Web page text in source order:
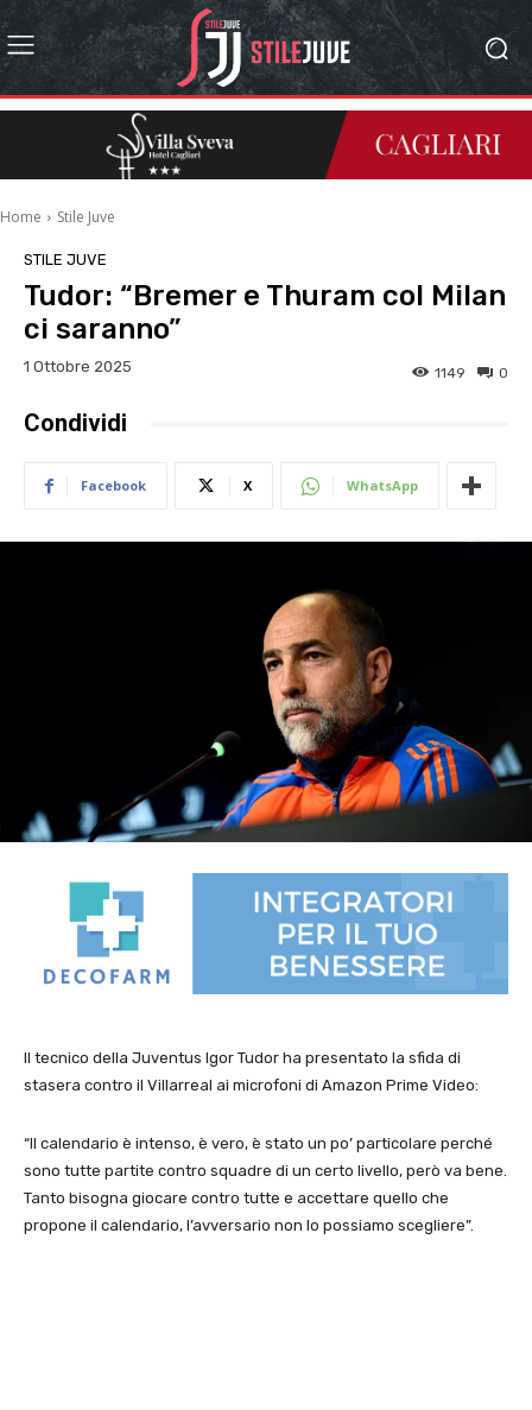
Home Stile Juve
STILE JUVE
Tudor: “Bremer e Thuram col Milan
ci saranno”
1 Ottobre 2025 0
1149
Condividi
Facebook X WhatsApp
Il tecnico della Juventus Igor Tudor ha presentato la sfida di
stasera contro il Villarreal ai microfoni di Amazon Prime Video:
“Il calendario è intenso, è vero, è stato un po’ particolare perché
sono tutte partite contro squadre di un certo livello, però va bene.
Tanto bisogna giocare contro tutte e accettare quello che
propone il calendario, l’avversario non lo possiamo scegliere”.